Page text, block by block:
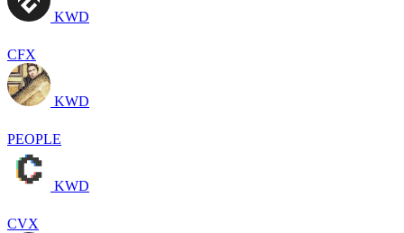
KWD
CFX
KWD
PEOPLE
KWD
CVX